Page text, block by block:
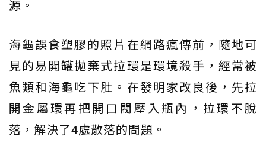
源。
海龜誤食塑膠的照片在網路瘋傳前，隨地可
見的易開罐拋棄式拉環是環境殺手，經常被
魚類和海龜吃下肚。在發明家改良後，先拉
開金屬環再把開口閥壓入瓶內，拉環不脫
落，解決了4處散落的問題。